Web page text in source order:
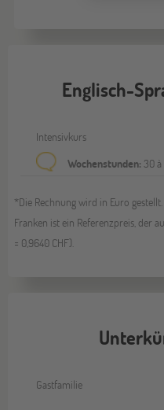
Englisch-
Intensivkurs
Wochenstunden: 30
*Die Rechnung wird in Euro
Franken ist ein Referenzpreis, der
= 0,9640 CHF).
Gastfamilie